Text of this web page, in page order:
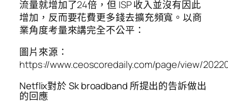
流量就增加了24倍，但 ISP 收入並沒有因此
增加，反而要花費更多錢去擴充頻寬。以商
業角度考量來講完全不公平：
圖片來源：
https://www.ceoscoredaily.com/page/view/
Netflix對於 Sk broadband 所提出的告訴做出
的回應